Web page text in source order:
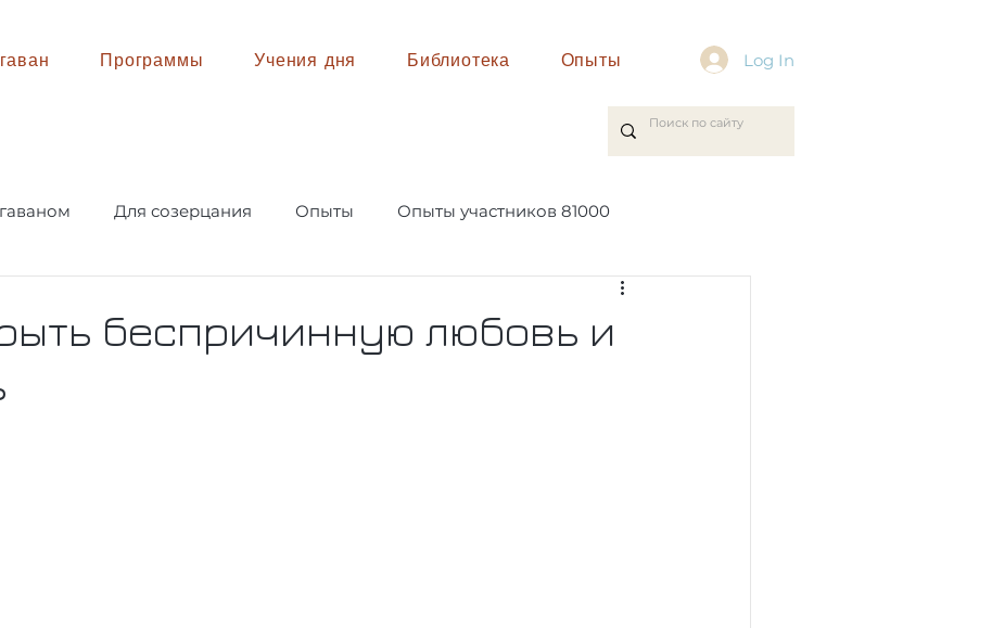
Программы Учения дня Библиотека Опыты Log In
Для созерцания Опыты Опыты участников 81000
беспричинную любовь и